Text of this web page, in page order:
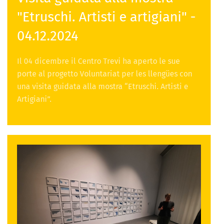
"Etruschi. Artisti e artigiani" -
04.12.2024
Il 04 dicembre il Centro Trevi ha aperto le sue
porte al progetto Voluntariat per les llengües con
una visita guidata alla mostra “Etruschi. Artisti e
Artigiani”.